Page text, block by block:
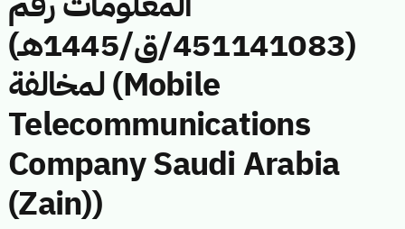
(451141083/ق/1445هـ)
لمخالفة (Mobile
Telecommunications
Company Saudi Arabia
(Zain))